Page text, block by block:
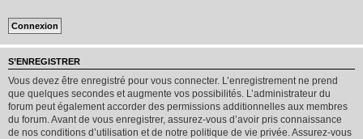
S’ENREGISTRER
Vous devez être enregistré pour vous connecter. L’enregistrement ne prend
que quelques secondes et augmente vos possibilités. L’administrateur du
forum peut également accorder des permissions additionnelles aux membres
du forum. Avant de vous enregistrer, assurez-vous d’avoir pris connaissance
de nos conditions d’utilisation et de notre politique de vie privée. Assurez-vous